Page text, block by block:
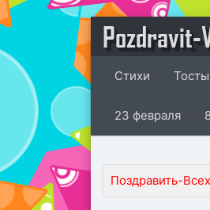
Pozdravit-
Стихи Тосты
23 февраля
Поздравить-